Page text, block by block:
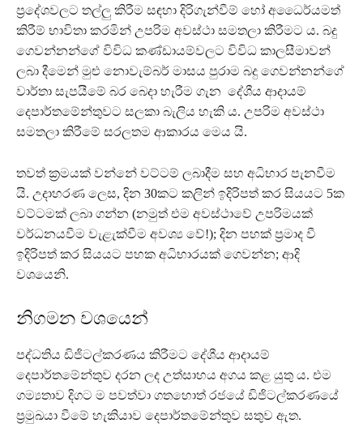
ප්‍රදේශවලට තල්ලු කිරීම සඳහා දිරිගැන්වීම් හෝ අධෛර්යමත්
කිරීම් භාවිතා කරමින් උපරිම අවස්ථා සමතලා කිරීමට ය. බදු
ගෙවන්නන්ගේ විවිධ කණ්ඩායම්වලට විවිධ කාලසීමාවන්
ලබා දීමෙන් මුළු නොවැම්බර් මාසය පුරාම බදු ගෙවන්නන්ගේ
වාර්තා සැපයීමේ බර බෙදා හැරීම ගැන දේශීය ආදායම්
දෙපාර්තමේන්තුවට සලකා බැලිය හැකි ය. උපරිම අවස්ථා
සමතලා කිරීමේ සරලතම ආකාරය මෙය යි.
තවත් ක්‍රමයක් වන්නේ වට්ටම් ලබාදීම සහ අධිභාර පැනවීම
යි. උදාහරණ ලෙස, දින 30කට කලින් ඉදිරිපත් කර සියයට 5ක
වට්ටමක් ලබා ගන්න (නමුත් එම අවස්ථාවේ උපරිමයක්
වර්ධනයවීම වැළැක්වීම අවශ්‍ය වේ!); දින පහක් ප්‍රමාද වී
ඉදිරිපත් කර සියයට පහක අධිභාරයක් ගෙවන්න; ආදි
වශයෙනි.
නිගමන වශයෙන්
පද්ධතිය ඩිජිටල්කරණය කිරීමට දේශීය ආදායම්
දෙපාර්තමේන්තුව දරන ලද උත්සාහය අගය කළ යුතු ය. එම
ගම්‍යතාව දිගට ම පවත්වා ගතහොත් රජයේ ඩිජිටල්කරණයේ
ප්‍රමුඛයා වීමේ හැකියාව දෙපාර්තමේන්තුව සතුව ඇත.